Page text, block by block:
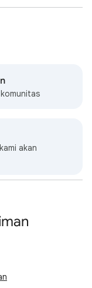
akan